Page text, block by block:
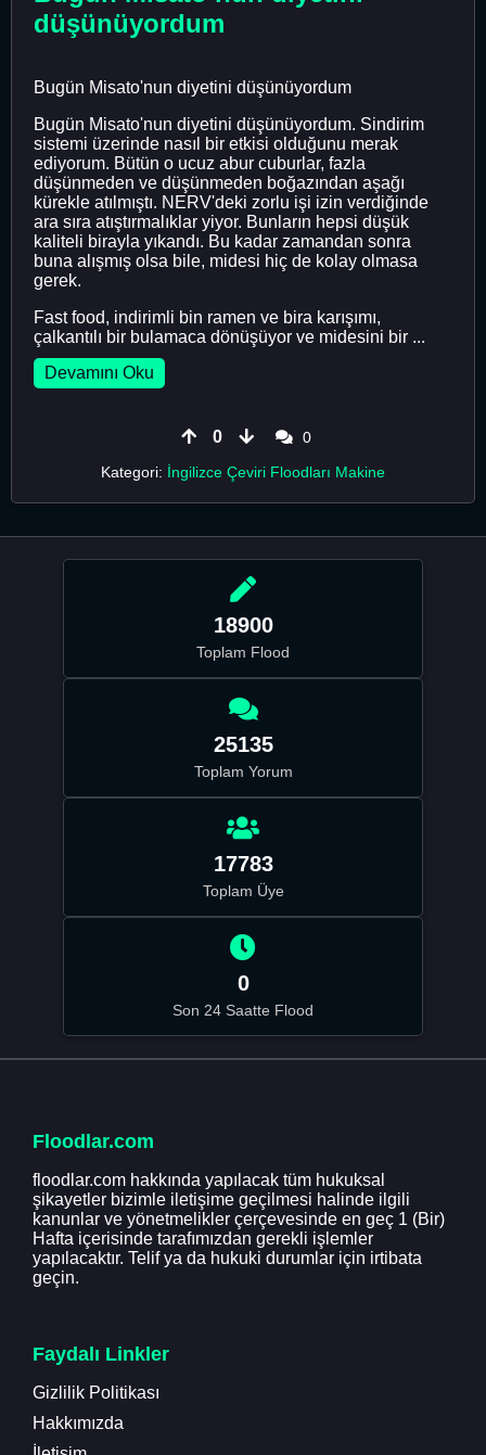
düşünüyordum
Bugün Misato'nun diyetini düşünüyordum
Bugün Misato'nun diyetini düşünüyordum. Sindirim
sistemi üzerinde nasıl bir etkisi olduğunu merak
ediyorum. Bütün o ucuz abur cuburlar, fazla
düşünmeden ve düşünmeden boğazından aşağı
kürekle atılmıştı. NERV'deki zorlu işi izin verdiğinde
ara sıra atıştırmalıklar yiyor. Bunların hepsi düşük
kaliteli birayla yıkandı. Bu kadar zamandan sonra
buna alışmış olsa bile, midesi hiç de kolay olmasa
gerek.
Fast food, indirimli bin ramen ve bira karışımı,
çalkantılı bir bulamaca dönüşüyor ve midesini bir ...
Devamını Oku
0
0
Kategori: İngilizce Çeviri Floodları Makine
18900
Toplam Flood
25135
Toplam Yorum
17783
Toplam Üye
0
Son 24 Saatte Flood
Floodlar.com
floodlar.com hakkında yapılacak tüm hukuksal
şikayetler bizimle iletişime geçilmesi halinde ilgili
kanunlar ve yönetmelikler çerçevesinde en geç 1 (Bir)
Hafta içerisinde tarafımızdan gerekli işlemler
yapılacaktır. Telif ya da hukuki durumlar için irtibata
geçin.
Faydalı Linkler
Gizlilik Politikası
Hakkımızda